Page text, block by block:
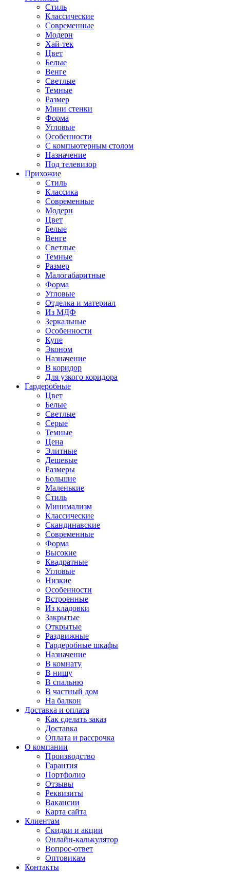
Стиль
Классические
Современные
Модерн
Хай-тек
Цвет
Белые
Венге
Светлые
Темные
Размер
Мини стенки
Форма
Угловые
Особенности
С компьютерным столом
Назначение
Под телевизор
Прихожие
Стиль
Классика
Современные
Модерн
Цвет
Белые
Венге
Светлые
Темные
Размер
Малогабаритные
Форма
Угловые
Отделка и материал
Из МДФ
Зеркальные
Особенности
Купе
Эконом
Назначение
В коридор
Для узкого коридора
Гардеробные
Цвет
Белые
Светлые
Серые
Темные
Цена
Элитные
Дешевые
Размеры
Большие
Маленькие
Стиль
Минимализм
Классические
Скандинавские
Современные
Форма
Высокие
Квадратные
Угловые
Низкие
Особенности
Встроенные
Из кладовки
Закрытые
Открытые
Раздвижные
Гардеробные шкафы
Назначение
В комнату
В нишу
В спальню
В частный дом
На балкон
Доставка и оплата
Как сделать заказ
Доставка
Оплата и рассрочка
О компании
Производство
Гарантия
Портфолио
Отзывы
Реквизиты
Вакансии
Карта сайта
Клиентам
Скидки и акции
Онлайн-калькулятор
Вопрос-ответ
Оптовикам
Контакты